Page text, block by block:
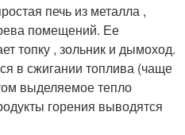
печь из металла ,
помещений. Ее
топку , зольник и дымоход.
в сжигании топлива (чаще
выделяемое тепло
горения выводятся